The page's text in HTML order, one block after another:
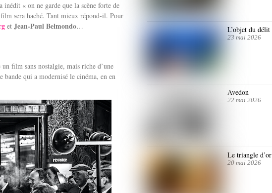
inédit « on ne garde que la scène forte de
sera haché. Tant mieux répond-il. Pour
et Jean-Paul Belmondo…
un film sans nostalgie, mais riche d’une
qui a modernisé le cinéma, en en
L’objet du délit
23 mai 2026
Avedon
22 mai 2026
Le triangle d’or
20 mai 2026